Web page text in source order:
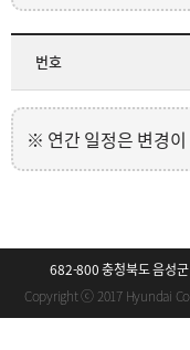
번호
연간 일정은 변경
682-800 충청북도 음성
Copyright ⓒ 2017 Hyundai